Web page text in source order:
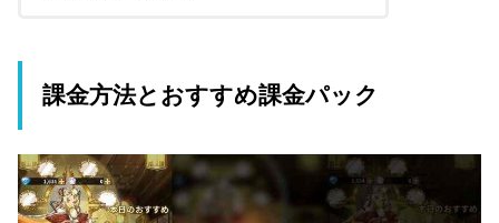
課金方法とおすすめ課金パック